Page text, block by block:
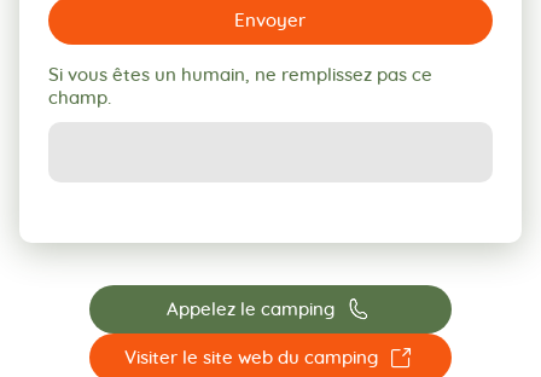
Envoyer
Si vous êtes un humain, ne remplissez pas ce
champ.
Appelez le camping 📞
Visiter le site web du camping ☐